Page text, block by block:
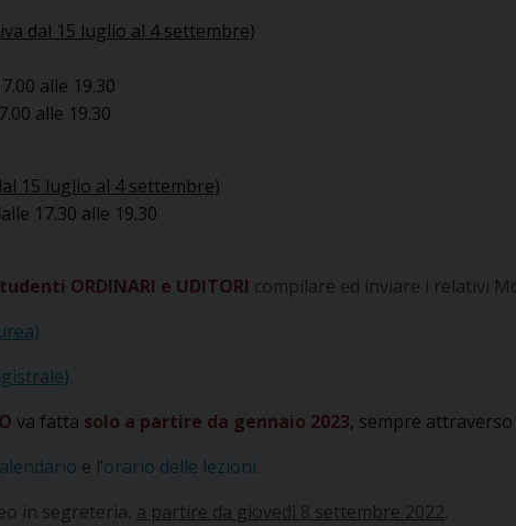
dal 15 luglio al 4 settembre)
alle 19.30
alle 19.30
15 luglio al 4 settembre)
17.30 alle 19.30
ORDINARI e UDITORI compilare ed inviare i relativi
va fatta solo a partire da gennaio 2023, sempre
e l’orario delle lezioni.
in segreteria, a partire da giovedì 8 settembre 2022.